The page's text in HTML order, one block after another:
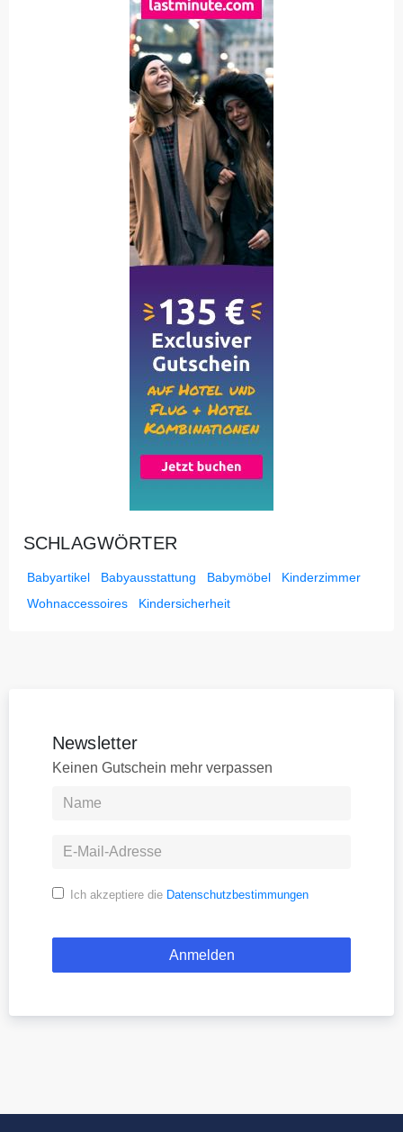
SCHLAGWÖRTER
Babyartikel Babyausstattung Babymöbel
Kinderzimmer
Wohnaccessoires
Kindersicherheit
Newsletter
Keinen Gutschein mehr verpassen
Ich akzeptiere die Datenschutzbestimmungen